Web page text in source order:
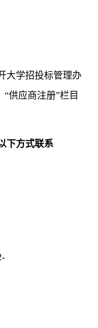
大学招投标管理办
“供应商注册”栏目
下方式联系
号